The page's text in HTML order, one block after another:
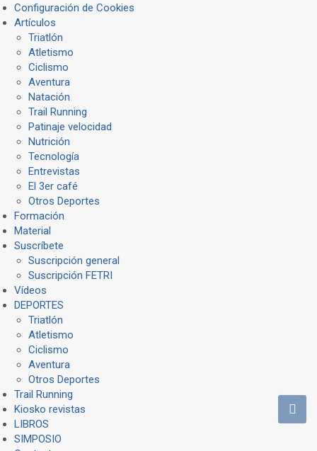
Configuración de Cookies
Artículos
Triatlón
Atletismo
Ciclismo
Aventura
Natación
Trail Running
Patinaje velocidad
Nutrición
Tecnología
Entrevistas
El 3er café
Otros Deportes
Formación
Material
Suscríbete
Suscripción general
Suscripción FETRI
Vídeos
DEPORTES
Triatlón
Atletismo
Ciclismo
Aventura
Otros Deportes
Trail Running
Kiosko revistas
LIBROS
SIMPOSIO